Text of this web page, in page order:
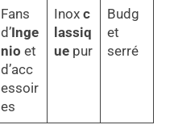
Fans
d’Inge
nio et
d’acc
essoir
es
Inox c
lassiq
ue pur
Budg
et
serré